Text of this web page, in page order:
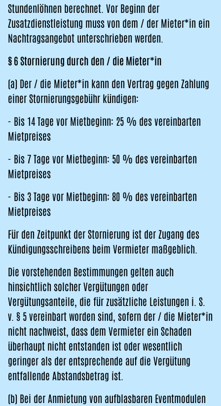
Stundenlöhnen berechnet. Vor Beginn der
Zusatzdienstleistung muss von dem / der Mieter*in ein
Nachtragsangebot unterschrieben werden.
§ 6 Stornierung durch den / die Mieter*in
(a) Der / die Mieter*in kann den Vertrag gegen Zahlung
einer Stornierungsgebühr kündigen:
- Bis 14 Tage vor Mietbeginn: 25 % des vereinbarten
Mietpreises
- Bis 7 Tage vor Mietbeginn: 50 % des vereinbarten
Mietpreises
- Bis 3 Tage vor Mietbeginn: 80 % des vereinbarten
Mietpreises
Für den Zeitpunkt der Stornierung ist der Zugang des
Kündigungsschreibens beim Vermieter maßgeblich.
Die vorstehenden Bestimmungen gelten auch
hinsichtlich solcher Vergütungen oder
Vergütungsanteile, die für zusätzliche Leistungen i. S.
v. § 5 vereinbart worden sind, sofern der / die Mieter*in
nicht nachweist, dass dem Vermieter ein Schaden
überhaupt nicht entstanden ist oder wesentlich
geringer als der entsprechende auf die Vergütung
entfallende Abstandsbetrag ist.
(b) Bei der Anmietung von aufblasbaren Eventmodulen